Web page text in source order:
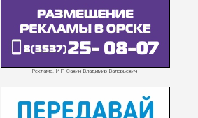
Реклама. ИП Савин Владимир Валерьевич